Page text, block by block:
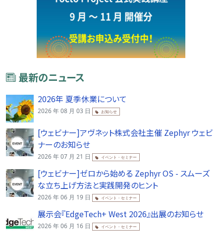
最新のニュース
2026年 夏季休業について
2026 年 08 月 03 日 お知らせ
[ウェビナー]アヴネット株式会社主催 Zephyr ウェビ
ナーのお知らせ
2026 年 07 月 21 日 イベント・セミナー
[ウェビナー]ゼロから始める Zephyr OS - スムーズ
な立ち上げ方法と実践開発のヒント
2026 年 06 月 19 日 イベント・セミナー
展示会『EdgeTech+ West 2026』出展のお知らせ
2026 年 06 月 16 日 イベント・セミナー